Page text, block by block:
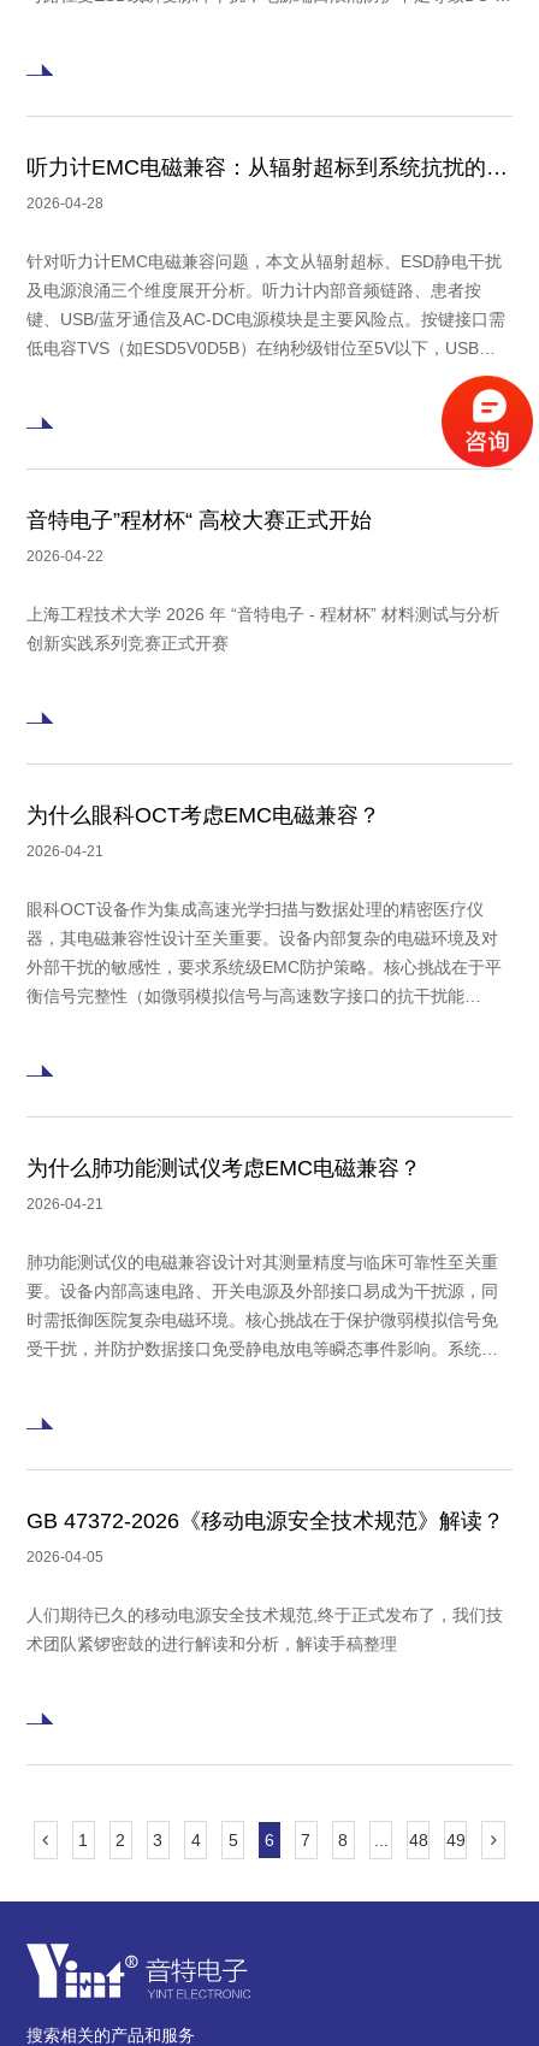
滤波；电源端口使用MOV、GDT与TVS三级浪涌防护；高速接口
听力计EMC电磁兼容：从辐射超标到系统抗扰的完整防护方案
2026-04-28
针对听力计EMC电磁兼容问题，本文从辐射超标、ESD静电干扰
及电源浪涌三个维度展开分析。听力计内部音频链路、患者按
键、USB/蓝牙通信及AC-DC电源模块是主要风险点。按键接口需
低电容TVS（如ESD5V0D5B）在纳秒级钳位至5V以下，USB接
口ESD防护寄生电容需≤2pF以维持眼图完整性，蓝牙天线端口需
兼顾ESD与射频插损。电源输入端需承受差模2kV/共模4kV浪涌，
TVS通流能力需匹配后级DC-DC耐压。音频线路受EFT干扰易导
音特电子”程材杯“ 高校大赛正式开始
2026-04-22
上海工程技术大学 2026 年 “音特电子 - 程材杯” 材料测试与分析
创新实践系列竞赛正式开赛
为什么眼科OCT考虑EMC电磁兼容？
2026-04-21
眼科OCT设备作为集成高速光学扫描与数据处理的精密医疗仪
器，其电磁兼容性设计至关重要。设备内部复杂的电磁环境及对
外部干扰的敏感性，要求系统级EMC防护策略。核心挑战在于平
衡信号完整性（如微弱模拟信号与高速数字接口的抗干扰能
防护（如MOV/TVS组合），对高速数据接口选用超低电容ESD器
为什么肺功能测试仪考虑EMC电磁兼容？
2026-04-21
肺功能测试仪的电磁兼容设计对其测量精度与临床可靠性至关重
要。设备内部高速电路、开关电源及外部接口易成为干扰源，同
时需抵御医院复杂电磁环境。核心挑战在于保护微弱模拟信号免
受干扰，并防护数据接口免受静电放电等瞬态事件影响。系统级
选型与电路布局是平衡信号完整性与抗干扰能力的关键。
GB 47372-2026《移动电源安全技术规范》解读？
2026-04-05
人们期待已久的移动电源安全技术规范,终于正式发布了，我们技
术团队紧锣密鼓的进行解读和分析，解读手稿整理
1 2 3 4 5 6 7 8 48 49
搜索相关的产品和服务